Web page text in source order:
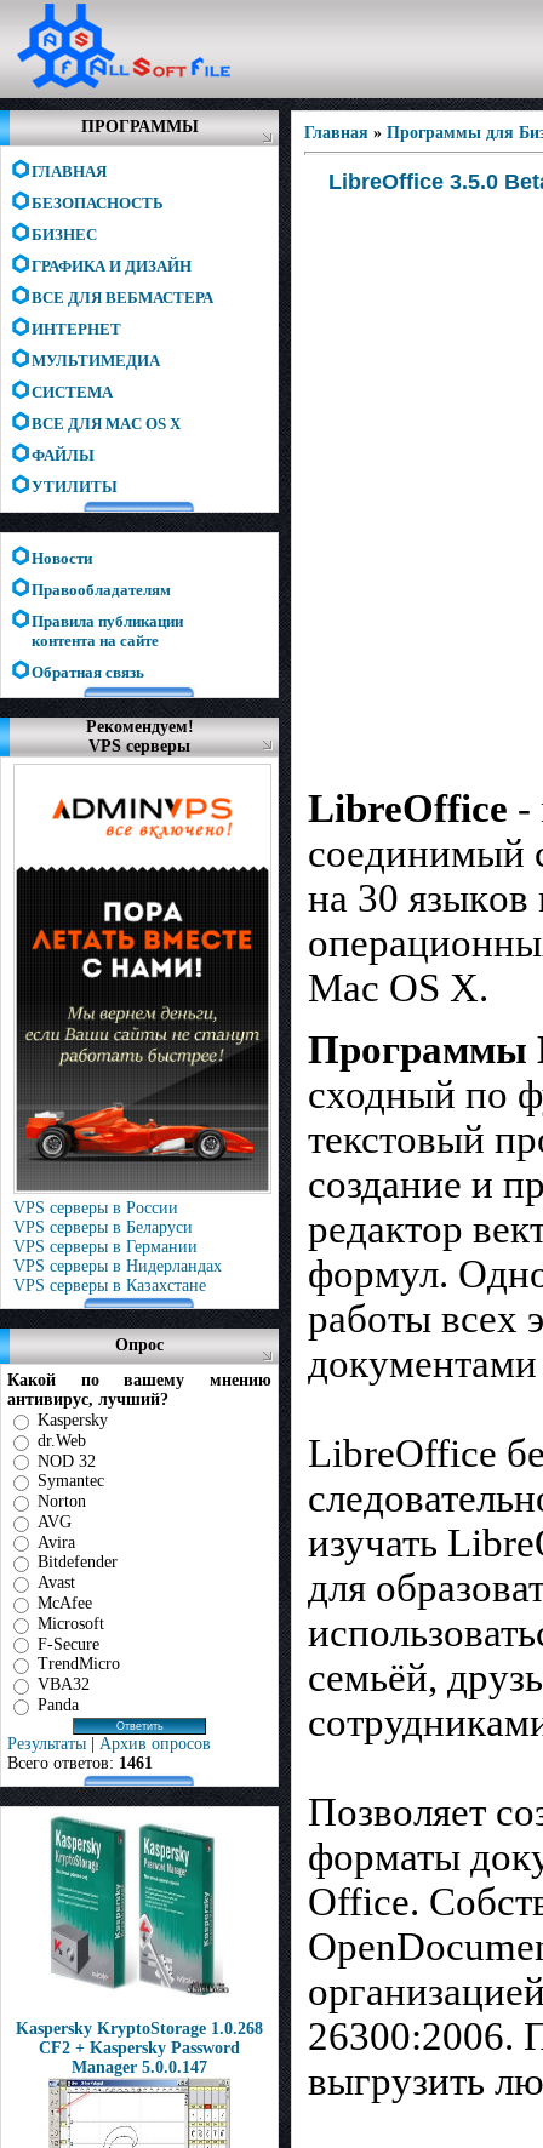
ПРОГРАММЫ
ГЛАВНАЯ
БЕЗОПАСНОСТЬ
БИЗНЕС
ГРАФИКА И ДИЗАЙН
ВСЕ ДЛЯ ВЕБМАСТЕРА
ИНТЕРНЕТ
МУЛЬТИМЕДИА
СИСТЕМА
ВСЕ ДЛЯ MAC OS X
ФАЙЛЫ
УТИЛИТЫ
Новости
Правообладателям
Правила публикации
контента на сайте
Обратная связь
Рекомендуем!
VPS серверы
VPS серверы в России
VPS серверы в Беларуси
VPS серверы в Германии
VPS серверы в Нидерландах
VPS серверы в Казахстане
Опрос
Какой по вашему мнению
антивирус, лучший?
Kaspersky
dr.Web
NOD 32
Symantec
Norton
AVG
Avira
Bitdefender
Avast
McAfee
Microsoft
F-Secure
TrendMicro
VBA32
Panda
Результаты | Архив опросов
Всего ответов: 1461
Kaspersky KryptoStorage 1.0.268
CF2 + Kaspersky Password
Manager 5.0.0.147
Главная » Программы для
LibreOffice 3.5.0
LibreOffice -
coeдинимый
на 30
Mac OS X.
Программы
сходный по
текстовый
создание и
редактор
формул.
работы всех
LibreOffice
изучать
для
семьёй,
Позволяет
форматы
Office.
26300:2006.
выгрузить